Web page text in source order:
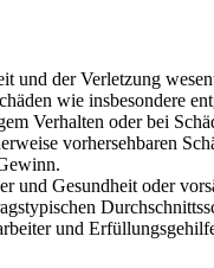
der Verletzung
wie insbesondere
Verhalten oder bei
vorhersehbaren
Gesundheit oder
und